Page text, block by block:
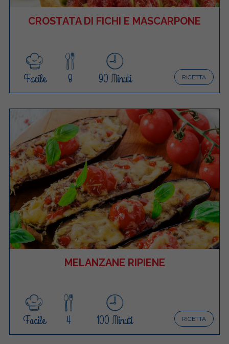
CROSTATA DI FICHI E MASCARPONE
RICETTA
Facile 8 90 Minuti
MELANZANE RIPIENE
RICETTA
Facile 4 100 Minuti